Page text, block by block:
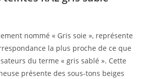
nommé « Gris soie », représente
la plus proche de ce que
du terme « gris sablé ». Cette
présente des sous-tons beiges